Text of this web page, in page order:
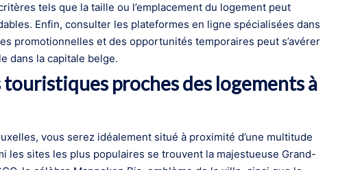
tels que la taille ou l’emplacement du logement peut
Enfin, consulter les plateformes en ligne spécialisées dans
promotionnelles et des opportunités temporaires peut s’avérer
dans la capitale belge.
proches des logements à
vous serez idéalement situé à proximité d’une multitude
les sites les plus populaires se trouvent la majestueuse Grand-